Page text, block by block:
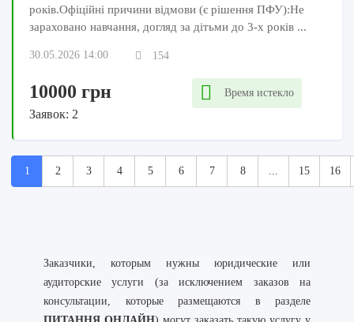
років.Офіційні причини відмови (є рішення ПФУ):Не
зараховано навчання, догляд за дітьми до 3-х років ...
30.05.2026 14:00 154
10000 грн
Заявок: 2
Время истекло
1 2 3 4 5 6 7 8 ... 15 16
Заказчики, которым нужны юридические или
аудиторские услуги (за исключением заказов на
консультации, которые размещаются в разделе